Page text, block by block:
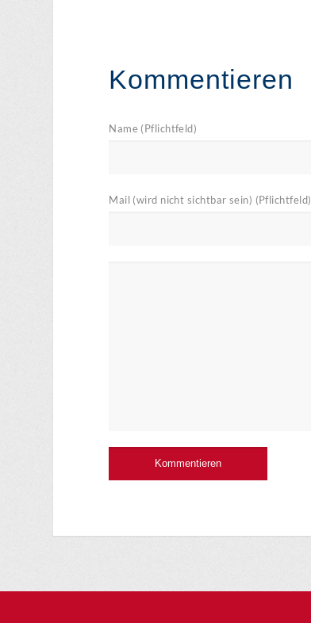
Kommentieren
Name (Pflichtfeld)
Mail (wird nicht sichtbar sein) (Pflichtfeld)